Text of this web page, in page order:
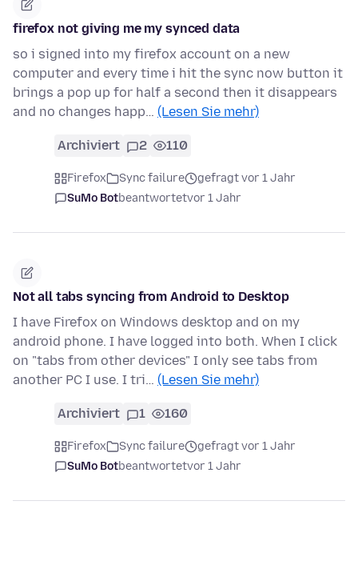
firefox not giving me my synced data
so i signed into my firefox account on a new
computer and every time i hit the sync now button it
brings a pop up for half a second then it disappears
and no changes happ… (Lesen Sie mehr)
Archiviert 2 110
Firefox Sync failure
gefragt vor 1 Jahr
SuMo Botbeantwortetvor 1 Jahr
Not all tabs syncing from Android to Desktop
I have Firefox on Windows desktop and on my
android phone. I have logged into both. When I click
on "tabs from other devices" I only see tabs from
another PC I use. I tri… (Lesen Sie mehr)
Archiviert 1 160
Firefox Sync failure
gefragt vor 1 Jahr
SuMo Botbeantwortetvor 1 Jahr